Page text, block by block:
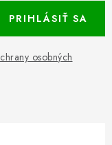
osobných
PRIHLÁSIŤ SA